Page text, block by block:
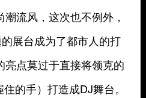
流风，这次也不例外，
展台成为了都市人的打
点莫过于直接将领克的
的手）打造成DJ舞台。